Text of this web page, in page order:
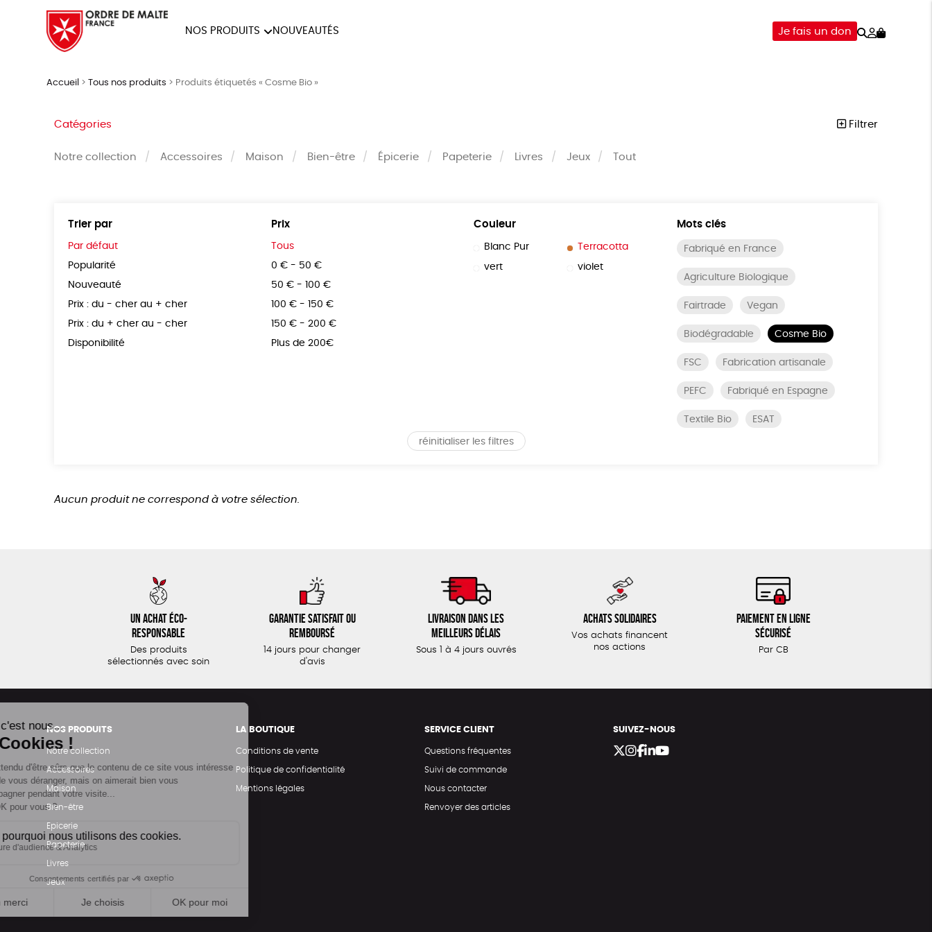
NOS PRODUITS NOUVEAUTÉS Je fais un don Rechercher
Mon
Accueil >Tous nos produits > Produits étiquetés « Cosme Bio »
Catégories Filtrer
Notre collection Accessoires Maison Bien-être Épicerie Papeterie Livres Jeux Tout
Trier par
Par défaut
Popularité
Nouveauté
Prix : du - cher au + cher
Prix : du + cher au - cher
Disponibilité
Prix
Tous
0 € - 50 €
50 € - 100 €
100 € - 150 €
150 € - 200 €
Plus de 200€
Couleur
Blanc Pur Terracotta
vert violet
Mots clés
Fabriqué en France
Agriculture Biologique
Fairtrade Vegan
Biodégradable Cosme Bio
FSC Fabrication artisanale
PEFC Fabriqué en Espagne
Textile Bio ESAT
réinitialiser les filtres
Aucun produit ne correspond à votre sélection.
Un achat éco-
responsable
Des produits
sélectionnés avec soin
Garantie satisfait ou
remboursé
14 jours pour changer
d'avis
Livraison dans les
meilleurs délais
Sous 1 à 4 jours ouvrés
Achats solidaires
Vos achats financent
nos actions
Paiement en ligne
sécurisé
Par CB
NOS PRODUITS
Notre collection
Accessoires
Maison
Bien-être
Epicerie
Papeterie
Livres
Jeux
LA BOUTIQUE
Conditions de vente
Politique de confidentialité
Mentions légales
SERVICE CLIENT
Questions fréquentes
Suivi de commande
Nous contacter
Renvoyer des articles
SUIVEZ-NOUS